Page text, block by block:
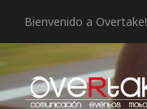
Bienvenido a Overtake!